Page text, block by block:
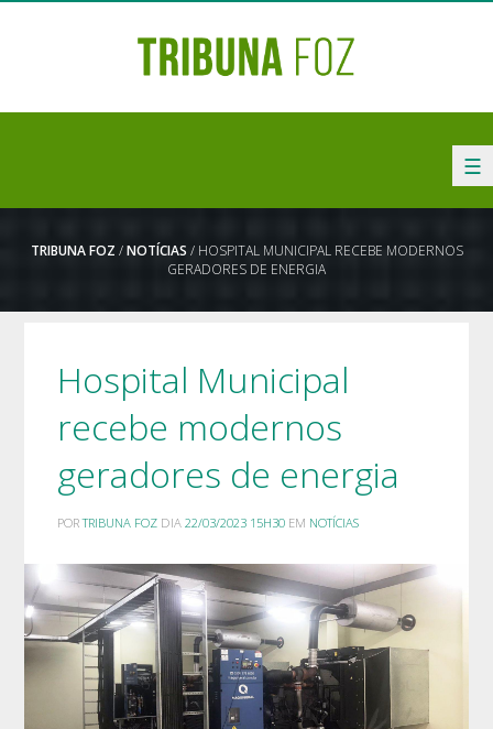
☰
TRIBUNA FOZ /NOTÍCIAS / HOSPITAL MUNICIPAL RECEBE MODERNOS
GERADORES DE ENERGIA
Hospital Municipal
recebe modernos
geradores de energia
PORTRIBUNA FOZ DIA22/03/2023 15H30 EM NOTÍCIAS